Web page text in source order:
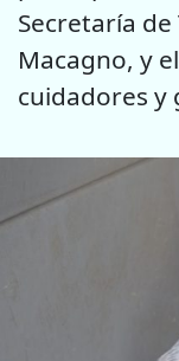
Secretaría de
Macagno, y
cuidadores y